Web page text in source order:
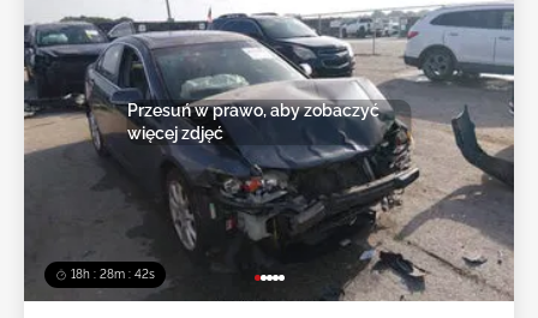
18h : 28m : 39s
Przesuń w prawo, aby zobaczyć
więcej zdjęć